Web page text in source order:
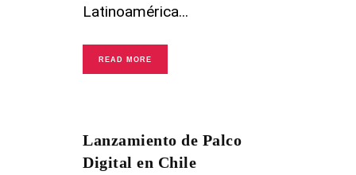
Latinoamérica
READ MORE
Lanzamiento de Palco
Digital en Chile